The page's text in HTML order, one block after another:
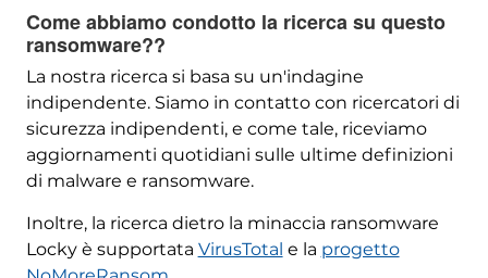
Come abbiamo condotto la ricerca su questo
ransomware??
La nostra ricerca si basa su un'indagine
indipendente. Siamo in contatto con ricercatori di
sicurezza indipendenti, e come tale, riceviamo
aggiornamenti quotidiani sulle ultime definizioni
di malware e ransomware.
Inoltre, la ricerca dietro la minaccia ransomware
Locky è supportata VirusTotal e la progetto